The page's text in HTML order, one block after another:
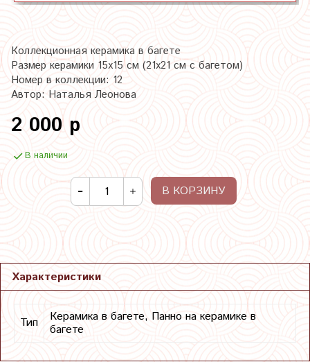
Коллекционная керамика в багете
Размер керамики 15х15 см (21х21 см с багетом)
Номер в коллекции: 12
Автор: Наталья Леонова
2 000 р
В наличии
В КОРЗИНУ
Характеристики
Тип
Керамика в багете, Панно на керамике в
багете